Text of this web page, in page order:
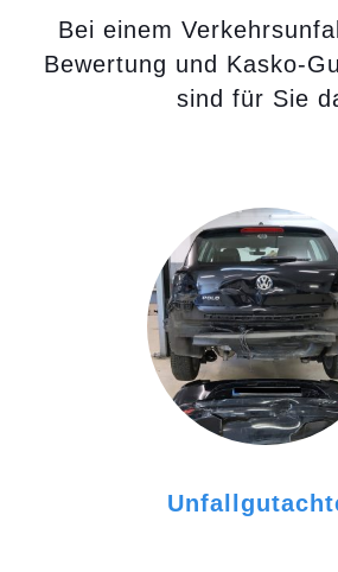
Bei einem
Bewertung und Kasko-
sind für Sie